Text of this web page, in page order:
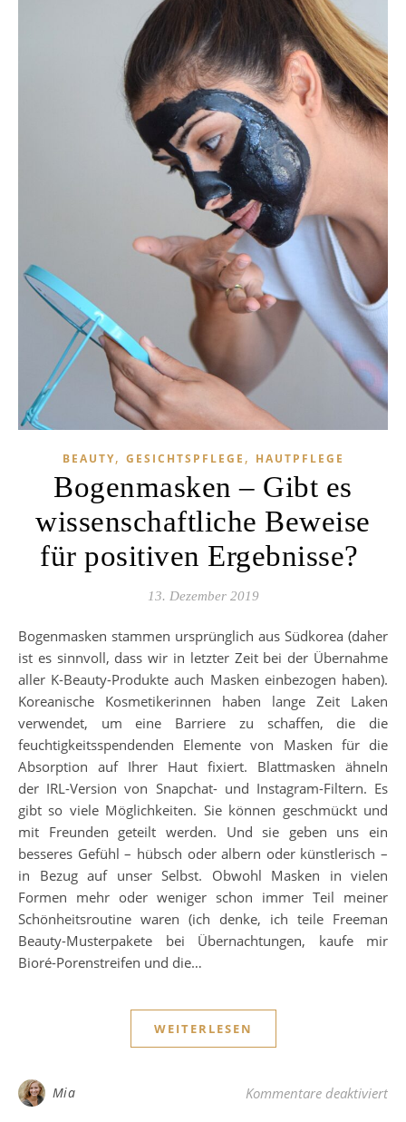
BEAUTY, GESICHTSPFLEGE , HAUTPFLEGE
Bogenmasken – Gibt es
wissenschaftliche Beweise
für positiven Ergebnisse?
13. Dezember 2019
Bogenmasken stammen ursprünglich aus Südkorea (daher
ist es sinnvoll, dass wir in letzter Zeit bei der Übernahme
aller K-Beauty-Produkte auch Masken einbezogen haben).
Koreanische Kosmetikerinnen haben lange Zeit Laken
verwendet, um eine Barriere zu schaffen, die die
feuchtigkeitsspendenden Elemente von Masken für die
Absorption auf Ihrer Haut fixiert. Blattmasken ähneln
der IRL-Version von Snapchat- und Instagram-Filtern. Es
gibt so viele Möglichkeiten. Sie können geschmückt und
mit Freunden geteilt werden. Und sie geben uns ein
besseres Gefühl – hübsch oder albern oder künstlerisch –
in Bezug auf unser Selbst. Obwohl Masken in vielen
Formen mehr oder weniger schon immer Teil meiner
Schönheitsroutine waren (ich denke, ich teile Freeman
Beauty-Musterpakete bei Übernachtungen, kaufe mir
Bioré-Porenstreifen und die…
WEITERLESEN
Mia Kommentare deaktiviertfür